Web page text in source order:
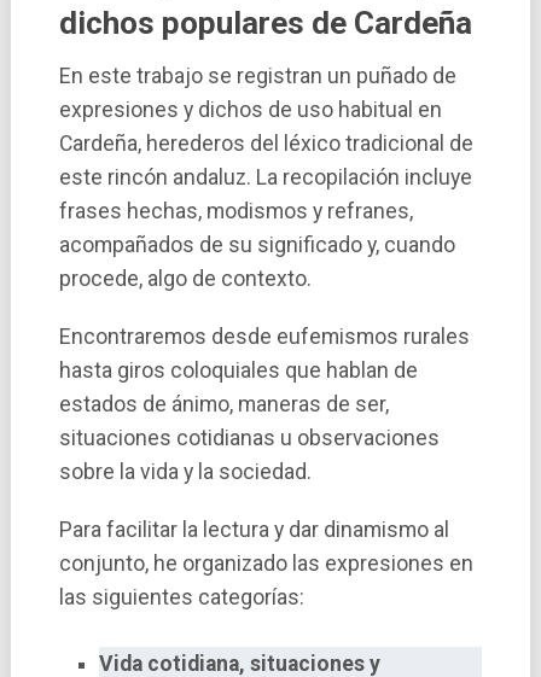
dichos populares de Cardeña
En este trabajo se registran un puñado de
expresiones y dichos de uso habitual en
Cardeña, herederos del léxico tradicional de
este rincón andaluz. La recopilación incluye
frases hechas, modismos y refranes,
acompañados de su significado y, cuando
procede, algo de contexto.
Encontraremos desde eufemismos rurales
hasta giros coloquiales que hablan de
estados de ánimo, maneras de ser,
situaciones cotidianas u observaciones
sobre la vida y la sociedad.
Para facilitar la lectura y dar dinamismo al
conjunto, he organizado las expresiones en
las siguientes categorías:
Vida cotidiana, situaciones y